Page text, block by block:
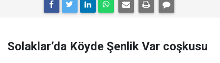
Solaklar’da Köyde Şenlik Var coşkusu